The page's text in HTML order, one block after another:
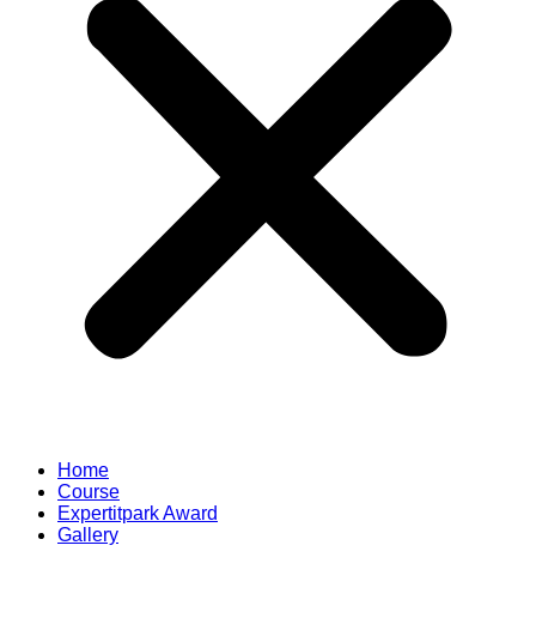
Home
Course
Expertitpark Award
Gallery